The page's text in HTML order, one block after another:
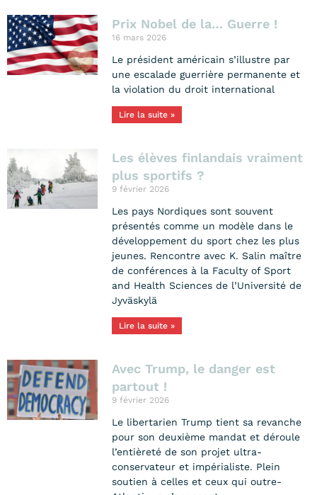
Prix Nobel de la… Guerre !
16 mars 2026
Le président américain s’illustre par
une escalade guerrière permanente et
la violation du droit international
Lire la suite »
Les élèves finlandais vraiment
plus sportifs ?
9 février 2026
Les pays Nordiques sont souvent
présentés comme un modèle dans le
développement du sport chez les plus
jeunes. Rencontre avec K. Salin maître
de conférences à la Faculty of Sport
and Health Sciences de l’Université de
Jyväskylä
Lire la suite »
Avec Trump, le danger est
partout !
9 février 2026
Le libertarien Trump tient sa revanche
pour son deuxième mandat et déroule
l’entièreté de son projet ultra-
conservateur et impérialiste. Plein
soutien à celles et ceux qui outre-